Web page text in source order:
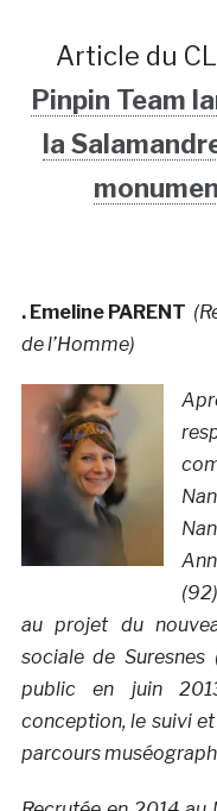
Article du
Pinpin Team
la
. Emeline PARENT
de l’Homme)
au projet du
sociale de
public en juin
conception, le suivi
parcours